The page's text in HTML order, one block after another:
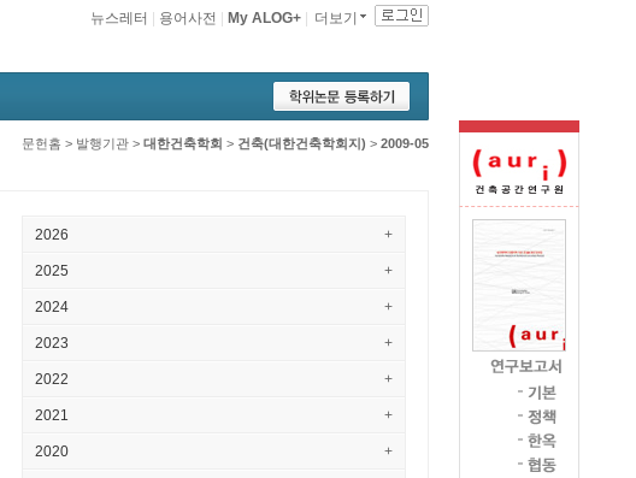
더보기
My ALOG+
용어사전
뉴스레터
문헌홈 > 발행기관 > 대한건축학회 > 건축(대한건축학회지) > 2009-05
2026 +
2025 +
2024 +
2023 +
2022 +
2021 +
2020 +